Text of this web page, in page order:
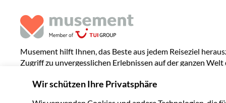
Musement hilft Ihnen, das Beste aus jedem Reiseziel
Zugriff zu unvergesslichen Erlebnissen auf der ganzen